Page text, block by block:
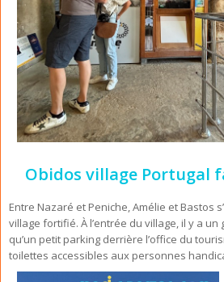
Obidos village Portugal
Entre Nazaré et Peniche, Amélie et Bastos
village fortifié. À l’entrée du village, il y a
qu’un petit parking derrière l’office du
toilettes accessibles aux personnes